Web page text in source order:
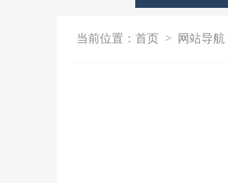
当前位置： 首页 > 网站导航